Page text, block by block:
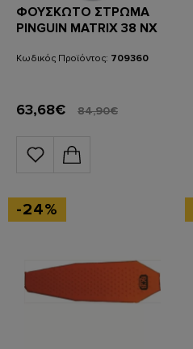
ΦΟΥΣΚΩΤΟ ΣΤΡΩΜΑ
PINGUIN MATRIX 38 NX
Κωδικός Προϊόντος: 709360
63,68€ 84,90€
-24%